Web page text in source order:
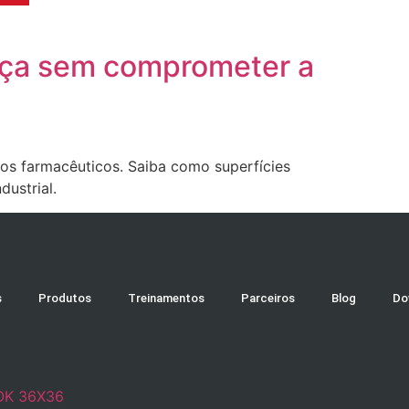
sem comprometer a
farmacêuticos. Saiba como superfícies
Produtos Treinamentos Parceiros Blog